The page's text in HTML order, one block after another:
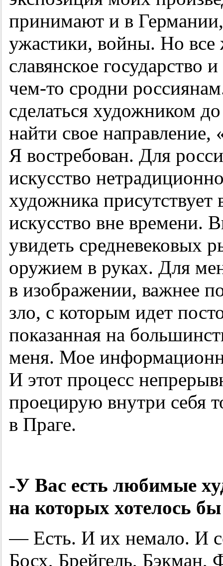
принимают и в
ужастики, войны. Но
славянское государство
чем-то сродни
сделаться художником
найти свое направление,
Я востребован. Для
искусство
художника
искусство вне времени.
увидеть средневековых
оружием в руках. Для
в изображении, важнее
зло, с которым идет
показанная на
меня. Мое
И этот процесс
проецирую внутри себя
в Праге.
-У Вас есть любимые
на которых хотелось
— Есть. И их немало. И
Босх, Брейгель, Бэкман,